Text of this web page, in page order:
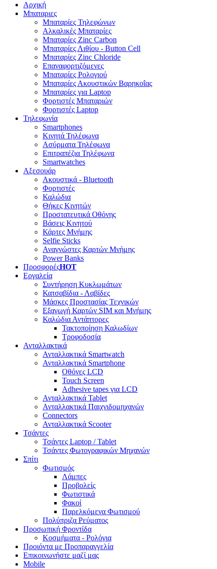
Αρχική
Μπαταριες
Μπαταρίες Τηλεφώνων
Αλκαλικές Μπαταρίες
Μπαταρίες Zinc Carbon
Μπαταρίες Λιθίου - Button Cell
Μπαταρίες Zinc Chloride
Επαναφορτιζόμενες
Μπαταρίες Ρολογιού
Μπαταρίες Ακουστικών Βαρηκοΐας
Μπαταρίες για Laptop
Φορτιστές Μπαταριών
Φορτιστές Laptop
Τηλεφωνία
Smartphones
Κινητά Τηλέφωνα
Ασύρματα Τηλέφωνα
Επιτραπέζια Τηλέφωνα
Smartwatches
Αξεσουάρ
Ακουστικά - Bluetooth
Φορτιστές
Καλώδια
Θήκες Κινητών
Προστατευτικά Οθόνης
Βάσεις Κινητού
Κάρτες Μνήμης
Selfie Sticks
Αναγνώστες Καρτών Μνήμης
Power Banks
ΠροσφορέςHOT
Εργαλεία
Συντήρηση Κυκλωμάτων
Κατσαβίδια - Λαβίδες
Μάσκες Προστασίας Τεχνικών
Εξαγωγή Καρτών SIM και Μνήμης
Καλώδια Αντάπτορες
Τακτοποίηση Καλωδίων
Τροφοδοσία
Ανταλλακτικά
Ανταλλακτικά Smartwatch
Ανταλλακτικά Smartphone
Οθόνες LCD
Touch Screen
Adhesive tapes για LCD
Ανταλλακτικά Tablet
Ανταλλακτικά Παιχνιδομηχανών
Connectors
Ανταλλακτικά Scooter
Τσάντες
Τσάντες Laptop / Tablet
Τσάντες Φωτoγραφικών Μηχανών
Σπίτι
Φωτισμός
Λάμπες
Προβολείς
Φωτιστικά
Φακοί
Παρελκόμενα Φωτισμού
Πολύπριζα Ρεύματος
Προσωπική Φροντίδα
Κοσμήματα - Ρολόγια
Προιόντα με Προπαραγγελία
Επικοινωνήστε μαζί μας
Mobile